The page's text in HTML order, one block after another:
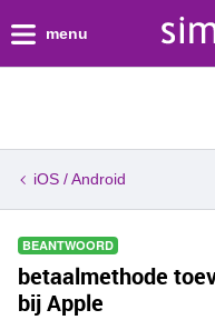
menu
iOS / Android
BEANTWOORD
betaalmethode
bij Apple